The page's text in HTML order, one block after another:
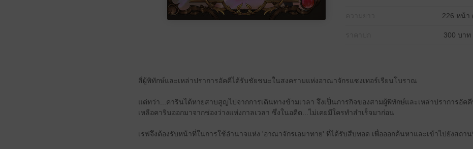
226 หน้า
300 บาท
สี่ผู้พิทักษ์และเหล่าปราการอัคคีได้รับชัยชนะในสงครามแห่งอาณาจักรแซงเทอร์เรียนโบราณ
แต่ทว่า...คารินได้หายสาบสูญไปจากการเดินทางข้ามเวลา จึงเป็นภารกิจของสามผู้พิทักษ์และเหล่าปราการอัค
เหลือคารินออกมาจากช่องว่างแห่งกาลเวลา ซึ่งในอดีต...ไม่เคยมีใครทำสำเร็จมาก่อน
เรฟจึงต้องรับหน้าที่ในการใช้อำนาจแห่ง 'อาณาจักรเอมาทาย' ที่ได้รับสืบทอด เพื่อออกค้นหาและเข้าไปยังสถา